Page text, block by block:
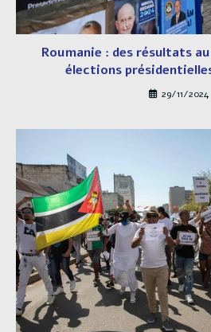
Roumanie : des résultats
élections
29/11/2024